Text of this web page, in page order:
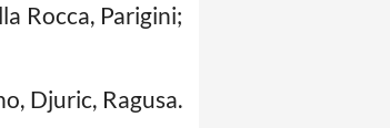
Rocca, Parigini;
Djuric, Ragusa.